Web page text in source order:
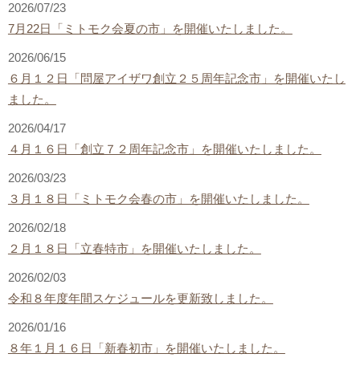
2026/07/23
7月22日「ミトモク会夏の市」を開催いたしました。
2026/06/15
６月１２日「問屋アイザワ創立２５周年記念市」を開催いたし
ました。
2026/04/17
４月１６日「創立７２周年記念市」を開催いたしました。
2026/03/23
３月１８日「ミトモク会春の市」を開催いたしました。
2026/02/18
２月１８日「立春特市」を開催いたしました。
2026/02/03
令和８年度年間スケジュールを更新致しました。
2026/01/16
８年１月１６日「新春初市」を開催いたしました。